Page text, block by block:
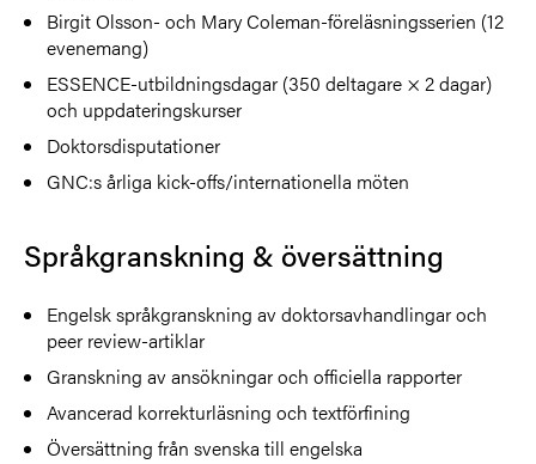
Birgit Olsson- och Mary Coleman-föreläsningsserien (12
evenemang)
ESSENCE-utbildningsdagar (350 deltagare × 2 dagar)
och uppdateringskurser
Doktorsdisputationer
GNC:s årliga kick-offs/internationella möten
Språkgranskning & översättning
Engelsk språkgranskning av doktorsavhandlingar och
peer review-artiklar
Granskning av ansökningar och officiella rapporter
Avancerad korrekturläsning och textförfining
Översättning från svenska till engelska